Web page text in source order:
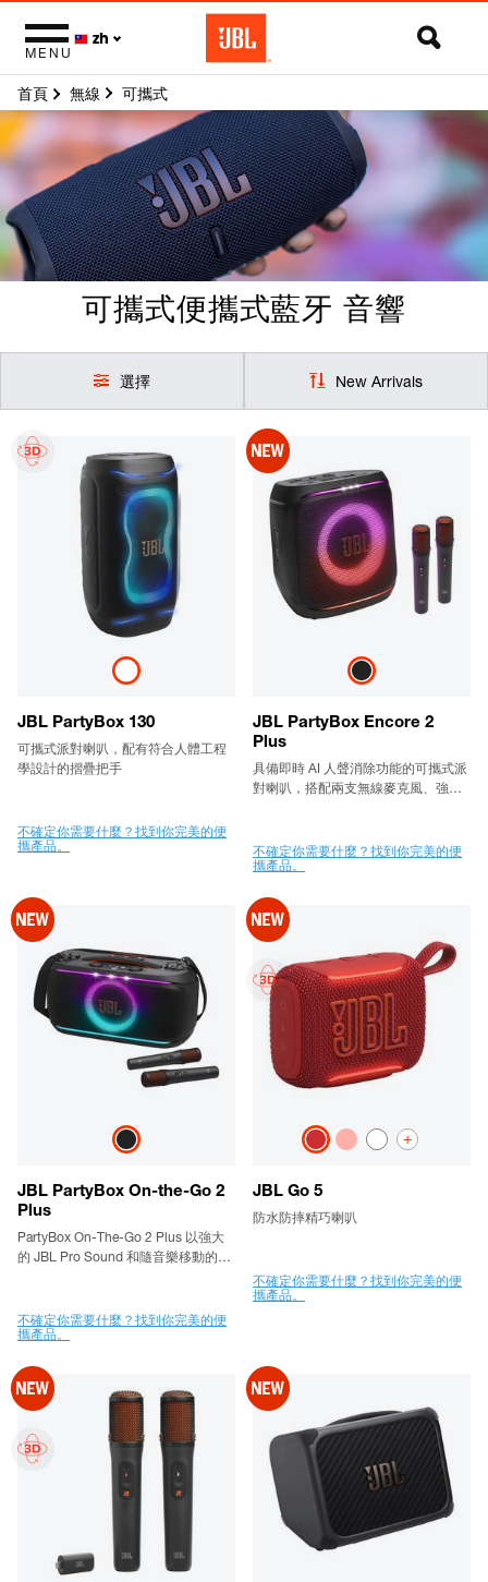
MENU
zh
可攜式便攜式藍牙 音響
首頁 無線 可攜式
選擇 New Arrivals
JBL PartyBox 130
可攜式派對喇叭，配有符合人體工程
學設計的摺疊把手
不確定你需要什麼？找到你完美的便
攜產品。
JBL PartyBox Encore 2
Plus
具備即時 AI 人聲消除功能的可攜式派
對喇叭，搭配兩支無線麥克風、強勁
更換電池，並配備靈活好提的隨行把
手，隨拿隨走、派對即刻開唱。
不確定你需要什麼？找到你完美的便
攜產品。
JBL PartyBox On-the-Go 2
Plus
PartyBox On-The-Go 2 Plus 以強大
的 JBL Pro Sound 和隨音樂移動的燈
的智慧功能，例如從任何歌曲中即時
移除人聲的 AI 技術和高音調增強功
潑水兼隨身攜帶設計備有肩背帶，能
播放長達 15 小時，讓派對隨時伴我們
左右。
不確定你需要什麼？找到你完美的便
攜產品。
JBL Go 5
防水防摔精巧喇叭
+
不確定你需要什麼？找到你完美的便
攜產品。